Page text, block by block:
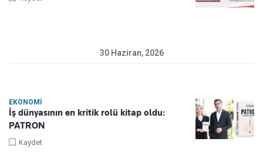
30 Haziran, 2026
EKONOMI
İş dünyasının en kritik rolü kitap oldu:
PATRON
Kaydet